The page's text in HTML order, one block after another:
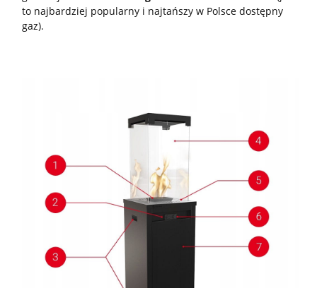
to najbardziej popularny i najtańszy w Polsce dostępny
gaz).